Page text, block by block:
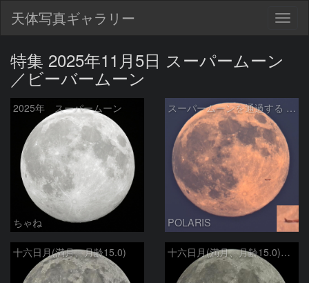
天体写真ギャラリー
特集 2025年11月5日 スーパームーン
／ビーバームーン
2025年 スーパームーン
ちゃね
スーパームーンを通過する 100km 先の飛行機 (Boeing 787-10, ANA)
POLARIS
十六日月(満月、月齢15.0) 十六日月(満月、月齢15.0)・再画像処理